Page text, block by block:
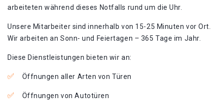
arbeiteten während dieses Notfalls rund um die Uhr.
Unsere Mitarbeiter sind innerhalb von 15-25 Minuten vor Ort.
Wir arbeiten an Sonn- und Feiertagen – 365 Tage im Jahr.
Diese Dienstleistungen bieten wir an:
Öffnungen aller Arten von Türen
Öffnungen von Autotüren